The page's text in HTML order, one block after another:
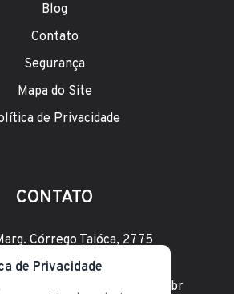
Blog
Contato
Segurança
Mapa do Site
de Privacidade
CONTATO
Córrego Taióca, 2775
Vegas, Santo André - SP
de Privacidade